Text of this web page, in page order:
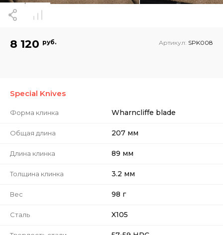
Special Knives
Форма клинка Wharncliffe blade
Общая длина 207 мм
Длина клинка 89 мм
Толщина клинка 3.2 мм
Вес 98 г
Сталь X105
8 120 руб. Артикул: SPK008